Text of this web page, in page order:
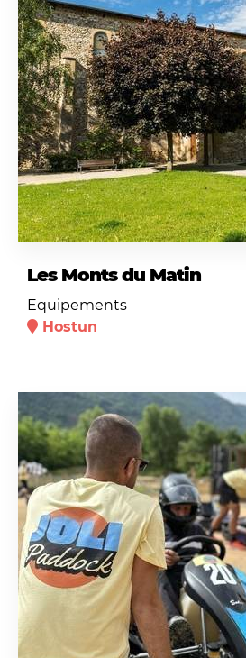
Les Monts du Matin
Equipements
Hostun